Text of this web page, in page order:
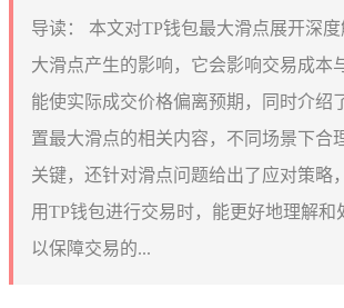
导读：
本文对TP钱包最大滑点展开深
大滑点产生的影响，它会影响交易成本
能使实际成交价格偏离预期，同时介绍
置最大滑点的相关内容，不同场景下合
关键，还针对滑点问题给出了应对策略
用TP钱包进行交易时，能更好地理解和
以保障交易的...